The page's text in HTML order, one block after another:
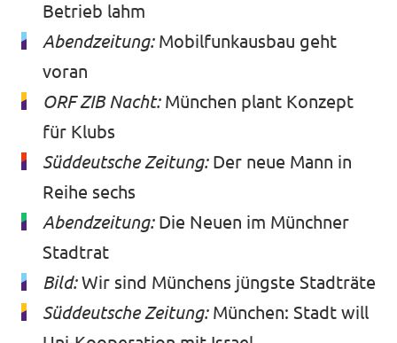
Betrieb lahm
Abendzeitung: Mobilfunkausbau geht
voran
ORF ZIB Nacht: München plant Konzept
für Klubs
Süddeutsche Zeitung: Der neue Mann in
Reihe sechs
Abendzeitung: Die Neuen im Münchner
Stadtrat
Bild: Wir sind Münchens jüngste Stadträte
Süddeutsche Zeitung: München: Stadt will